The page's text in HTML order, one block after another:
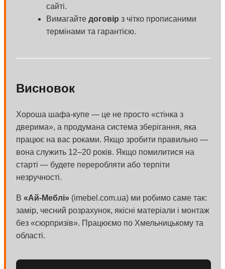
сайті.
Вимагайте договір з чітко прописаними
термінами та гарантією.
Висновок
Хороша шафа-купе — це не просто «стінка з
дверима», а продумана система зберігання, яка
працює на вас роками. Якщо зробити правильно —
вона служить 12–20 років. Якщо помилитися на
старті — будете переробляти або терпіти
незручності.
В «Ай-Меблі» (imebel.com.ua) ми робимо саме так:
замір, чесний розрахунок, якісні матеріали і монтаж
без «сюрпризів». Працюємо по Хмельницькому та
області.